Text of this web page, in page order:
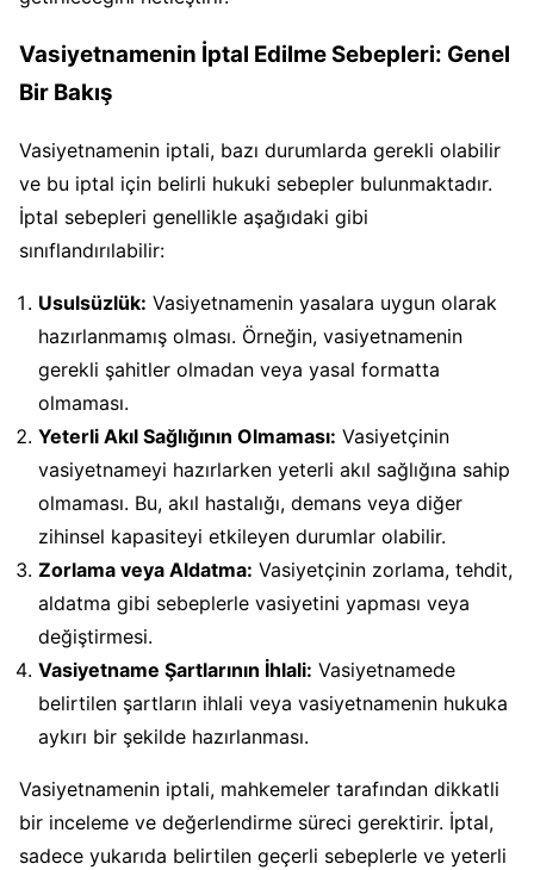
Vasiyetnamenin İptal Edilme Sebepleri: Genel
Bir Bakış
Vasiyetnamenin iptali, bazı durumlarda gerekli olabilir
ve bu iptal için belirli hukuki sebepler bulunmaktadır.
İptal sebepleri genellikle aşağıdaki gibi
sınıflandırılabilir:
Usulsüzlük: Vasiyetnamenin yasalara uygun olarak
hazırlanmamış olması. Örneğin, vasiyetnamenin
gerekli şahitler olmadan veya yasal formatta
olmaması.
Yeterli Akıl Sağlığının Olmaması: Vasiyetçinin
vasiyetnameyi hazırlarken yeterli akıl sağlığına sahip
olmaması. Bu, akıl hastalığı, demans veya diğer
zihinsel kapasiteyi etkileyen durumlar olabilir.
Zorlama veya Aldatma: Vasiyetçinin zorlama, tehdit,
aldatma gibi sebeplerle vasiyetini yapması veya
değiştirmesi.
Vasiyetname Şartlarının İhlali: Vasiyetnamede
belirtilen şartların ihlali veya vasiyetnamenin hukuka
aykırı bir şekilde hazırlanması.
Vasiyetnamenin iptali, mahkemeler tarafından dikkatli
bir inceleme ve değerlendirme süreci gerektirir. İptal,
sadece yukarıda belirtilen geçerli sebeplerle ve yeterli